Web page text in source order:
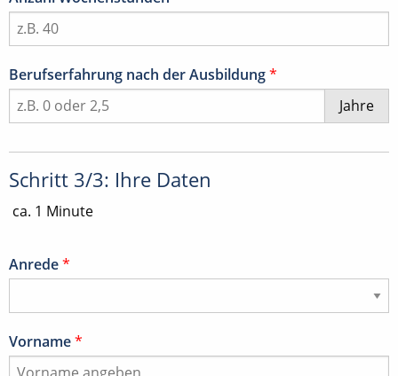
Berufserfahrung nach der Ausbildung*
Jahre
Schritt 3/3: Ihre Daten
ca. 1 Minute
Anrede*
Vorname*